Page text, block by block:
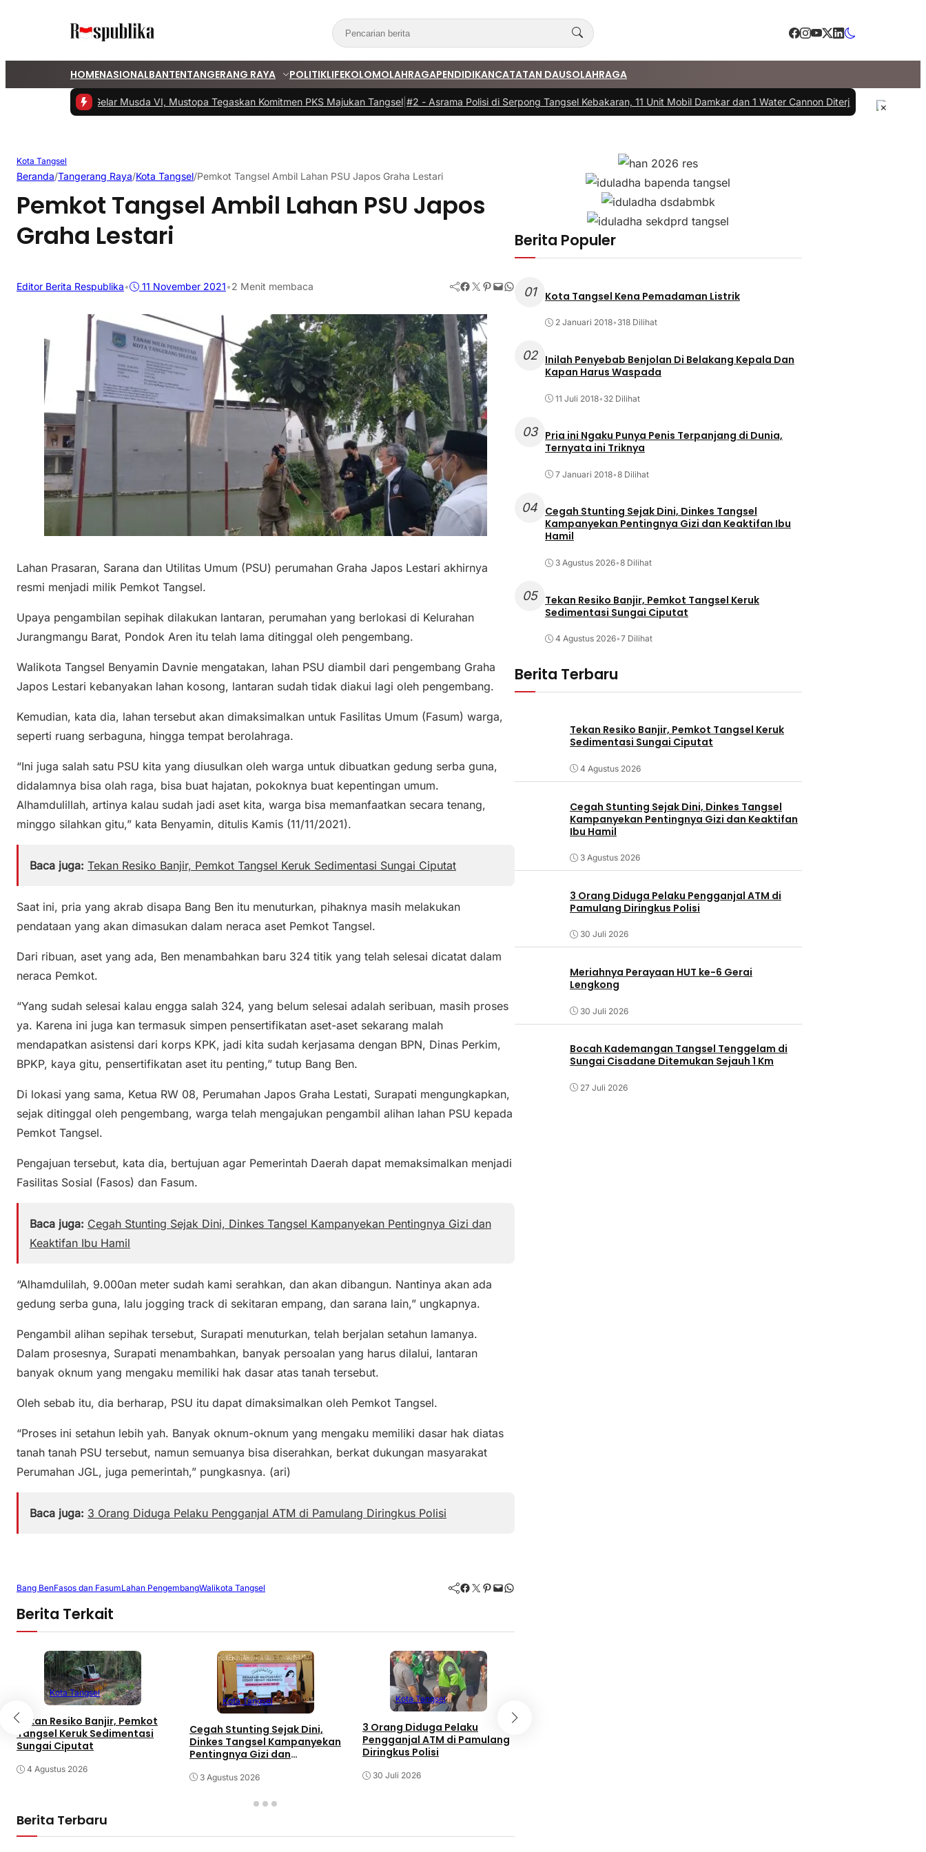
HOMENASIONALBANTENTANGERANG RAYA POLITIKLIFEKOLOMOLAHRAGAPENDIDIKANCATATAN DAUSOLAHRAGA
PKS Tangsel Gelar Musda VI, Mustopa Tegaskan Komitmen PKS Majukan Tangsel|#2 -Asrama Polisi di Serpong Tangsel Kebakaran, 11 Unit Mobil Damkar dan 1 Water Cannon Diterjunkan #3 -
Kota Tangsel
Beranda/Tangerang Raya/Kota Tangsel/Pemkot Tangsel Ambil Lahan PSU Japos Graha Lestari
Pemkot Tangsel Ambil Lahan PSU Japos
Graha Lestari
Editor Berita Respublika• 11 November 2021•2 Menit membaca Facebook Twitter Pinterest Mail WhatsApp
Lahan Prasaran, Sarana dan Utilitas Umum (PSU) perumahan Graha Japos Lestari akhirnya
resmi menjadi milik Pemkot Tangsel.
Upaya pengambilan sepihak dilakukan lantaran, perumahan yang berlokasi di Kelurahan
Jurangmangu Barat, Pondok Aren itu telah lama ditinggal oleh pengembang.
Walikota Tangsel Benyamin Davnie mengatakan, lahan PSU diambil dari pengembang Graha
Japos Lestari kebanyakan lahan kosong, lantaran sudah tidak diakui lagi oleh pengembang.
Kemudian, kata dia, lahan tersebut akan dimaksimalkan untuk Fasilitas Umum (Fasum) warga,
seperti ruang serbaguna, hingga tempat berolahraga.
“Ini juga salah satu PSU kita yang diusulkan oleh warga untuk dibuatkan gedung serba guna,
didalamnya bisa olah raga, bisa buat hajatan, pokoknya buat kepentingan umum.
Alhamdulillah, artinya kalau sudah jadi aset kita, warga bisa memanfaatkan secara tenang,
minggo silahkan gitu,” kata Benyamin, ditulis Kamis (11/11/2021).
Baca juga: Tekan Resiko Banjir, Pemkot Tangsel Keruk Sedimentasi Sungai Ciputat
Saat ini, pria yang akrab disapa Bang Ben itu menuturkan, pihaknya masih melakukan
pendataan yang akan dimasukan dalam neraca aset Pemkot Tangsel.
Dari ribuan, aset yang ada, Ben menambahkan baru 324 titik yang telah selesai dicatat dalam
neraca Pemkot.
“Yang sudah selesai kalau engga salah 324, yang belum selesai adalah seribuan, masih proses
ya. Karena ini juga kan termasuk simpen pensertifikatan aset-aset sekarang malah
mendapatkan asistensi dari korps KPK, jadi kita sudah kerjasama dengan BPN, Dinas Perkim,
BPKP, kaya gitu, pensertifikatan aset itu penting,” tutup Bang Ben.
Di lokasi yang sama, Ketua RW 08, Perumahan Japos Graha Lestati, Surapati mengungkapkan,
sejak ditinggal oleh pengembang, warga telah mengajukan pengambil alihan lahan PSU kepada
Pemkot Tangsel.
Pengajuan tersebut, kata dia, bertujuan agar Pemerintah Daerah dapat memaksimalkan menjadi
Fasilitas Sosial (Fasos) dan Fasum.
Baca juga: Cegah Stunting Sejak Dini, Dinkes Tangsel Kampanyekan Pentingnya Gizi dan
Keaktifan Ibu Hamil
“Alhamdulilah, 9.000an meter sudah kami serahkan, dan akan dibangun. Nantinya akan ada
gedung serba guna, lalu jogging track di sekitaran empang, dan sarana lain,” ungkapnya.
Pengambil alihan sepihak tersebut, Surapati menuturkan, telah berjalan setahun lamanya.
Dalam prosesnya, Surapati menambahkan, banyak persoalan yang harus dilalui, lantaran
banyak oknum yang mengaku memiliki hak dasar atas tanah tersebut.
Oleh sebab itu, dia berharap, PSU itu dapat dimaksimalkan oleh Pemkot Tangsel.
“Proses ini setahun lebih yah. Banyak oknum-oknum yang mengaku memiliki dasar hak diatas
tanah tanah PSU tersebut, namun semuanya bisa diserahkan, berkat dukungan masyarakat
Perumahan JGL, juga pemerintah,” pungkasnya. (ari)
Baca juga: 3 Orang Diduga Pelaku Pengganjal ATM di Pamulang Diringkus Polisi
Bang BenFasos dan FasumLahan PengembangWalikota Tangsel Facebook Twitter Pinterest Mail WhatsApp
Berita Terkait
Kota Tangsel
Tekan Resiko Banjir, Pemkot
Tangsel Keruk Sedimentasi
Sungai Ciputat
4 Agustus 2026
Kota Tangsel
Cegah Stunting Sejak Dini,
Dinkes Tangsel Kampanyekan
Pentingnya Gizi dan
3 Agustus 2026
Kota Tangsel
3 Orang Diduga Pelaku
Pengganjal ATM di Pamulang
Diringkus Polisi
30 Juli 2026
Berita Terbaru
Berita Populer
01 Kota Tangsel Kena Pemadaman Listrik
2 Januari 2018• 318 Dilihat
02
Inilah Penyebab Benjolan Di Belakang Kepala Dan
Kapan Harus Waspada
11 Juli 2018• 32 Dilihat
03
Pria ini Ngaku Punya Penis Terpanjang di Dunia,
Ternyata ini Triknya
7 Januari 2018•8 Dilihat
04 Cegah Stunting Sejak Dini, Dinkes Tangsel
Kampanyekan Pentingnya Gizi dan Keaktifan Ibu
Hamil
3 Agustus 2026•8 Dilihat
05
Tekan Resiko Banjir, Pemkot Tangsel Keruk
Sedimentasi Sungai Ciputat
4 Agustus 2026•7 Dilihat
Berita Terbaru
Tekan Resiko Banjir, Pemkot Tangsel Keruk
Sedimentasi Sungai Ciputat
4 Agustus 2026
Cegah Stunting Sejak Dini, Dinkes Tangsel
Kampanyekan Pentingnya Gizi dan Keaktifan
Ibu Hamil
3 Agustus 2026
3 Orang Diduga Pelaku Pengganjal ATM di
Pamulang Diringkus Polisi
30 Juli 2026
Meriahnya Perayaan HUT ke-6 Gerai
Lengkong
30 Juli 2026
Bocah Kademangan Tangsel Tenggelam di
Sungai Cisadane Ditemukan Sejauh 1 Km
27 Juli 2026
×